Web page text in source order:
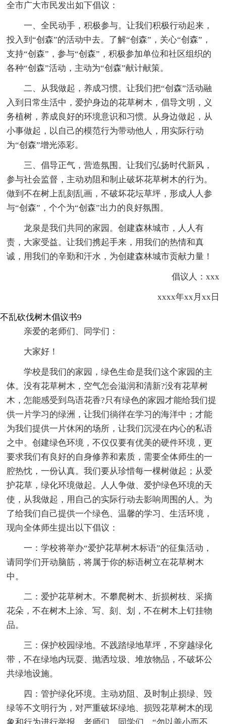
全市广大市民发出如下倡议：
一、全民动手，积极参与。让我们积极行动起来，
投入到“创森”的活动中去。了解“创森”，关心“创森”，
支持“创森”，参与“创森”，积极参加单位和社区组织的
各种“创森”活动，主动为“创森”献计献策。
二、从我做起，养成习惯。让我们把“创森”活动融
入到日常生活中，爱护身边的花草树木，倡导文明，义
务植树，养成良好的环境意识和习惯。从身边做起，从
小事做起，以自己的模范行为带动他人，用实际行动
为“创森”增光添彩。
三、倡导正气，营造氛围。让我们弘扬时代新风，
参与社会监督，主动劝阻和制止破坏花草树木的行为。
做到不在树上乱刻乱画，不破坏花坛草坪，形成人人参
与“创森”，个个为“创森”出力的良好氛围。
龙泉是我们共同的家园。创建森林城市，人人有
责，大家受益。让我们携起手来，用我们的热情和真
诚，用我们的辛勤和汗水，为创建森林城市贡献力量！
倡议人：xxx
xxxx年xx月xx日
不乱砍伐树木倡议书9
亲爱的老师们、同学们：
大家好！
学校是我们的家园，绿色生命是我们这个家园的主
体。没有花草树木，空气怎会滋润和清新?没有花草树
木，怎能感受到鸟语花香?只有绿色的家园才能给我们提
供一片学习的绿洲，让我们徜徉在学习的海洋中；才能
为我们提供一片休闲的场所，让我们沉浸在内心的私语
之中。创建绿色环境，不仅仅要有优美的硬件环境，更
要求我们有良好的自身修养和素质，需要全体师生的一
腔热忱，一份认真。我们要从珍惜每一棵树做起；从爱
护花草，绿化环境做起。人人争做、爱护绿色环境的天
使，从我做起，用自己的实际行动去影响周围的人。为
了给我们自己提供一个绿色、温馨的学习、生活环境，
现向全体师生提出以下倡议：
一：学校将举办“爱护花草树木标语”的征集活动，
请同学们开动脑筋，将属于你的标语树立在花草树木
中。
二：爱护花草树木。不攀爬树木、折损树枝、采摘
花朵，不在树木上涂、写、刻、划，不在树木上钉挂物
品。
三：保护校园绿地。不践踏绿地草坪，不穿越绿化
带，不在绿地内玩耍、抛洒垃圾、堆放物品，不破坏公
共绿地设施。
四：管护绿化环境。主动劝阻、及时制止损绿、毁
绿等不文明行为，对严重破坏绿地、损毁花草树木的现